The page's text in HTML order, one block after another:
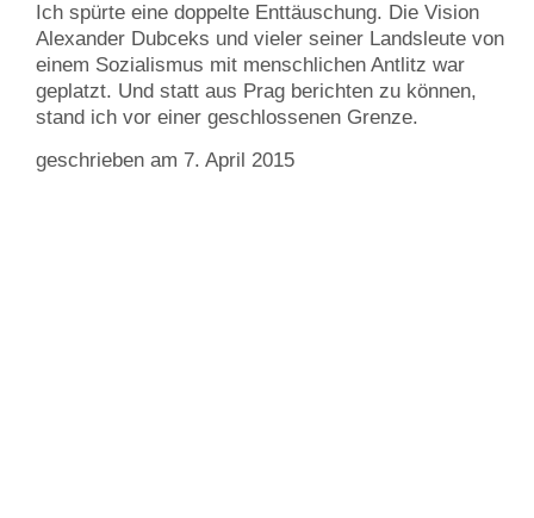
Ich spürte eine doppelte Enttäuschung. Die Vision
Alexander Dubceks und vieler seiner Landsleute von
einem Sozialismus mit menschlichen Antlitz war
geplatzt. Und statt aus Prag berichten zu können,
stand ich vor einer geschlossenen Grenze.
geschrieben am 7. April 2015